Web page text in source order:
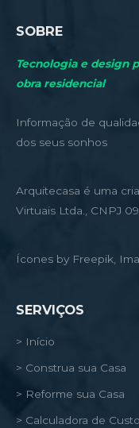
SOBRE
Tecnologia e design
obra residencial
Informação de
dos seus sonhos
Arquitecasa é uma
Virtuais Ltda., CNPJ
Ícones by Freepik,
SERVIÇOS
> Início
> Construa sua Casa
> Reforme sua Casa
> Calculadora de Custo